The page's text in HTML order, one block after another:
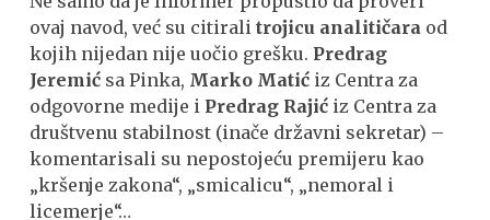
ovaj navod, već su citiralitrojicu analitičara od
kojih nijedan nije uočio grešku. Predrag
Jeremić sa Pinka, Marko Matić iz Centra za
odgovorne medije i Predrag Rajić iz Centra za
društvenu stabilnost (inače državni sekretar) –
komentarisali su nepostojeću premijeru kao
„kršenje zakona“, „smicalicu“, „nemoral i
licemerje“…